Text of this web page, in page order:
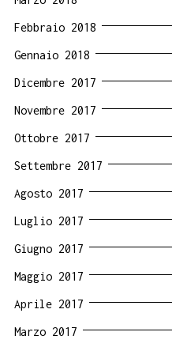
Febbraio 2018
Gennaio 2018
Dicembre 2017
Novembre 2017
Ottobre 2017
Settembre 2017
Agosto 2017
Luglio 2017
Giugno 2017
Maggio 2017
Aprile 2017
Marzo 2017